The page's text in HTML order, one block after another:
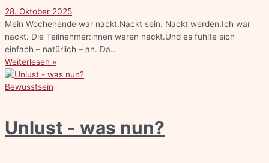
28. Oktober 2025
Mein Wochenende war nackt.Nackt sein. Nackt werden.Ich war
nackt. Die Teilnehmer:innen waren nackt.Und es fühlte sich
einfach – natürlich – an. Da…
Weiterlesen »
Bewusstsein
Unlust - was nun?